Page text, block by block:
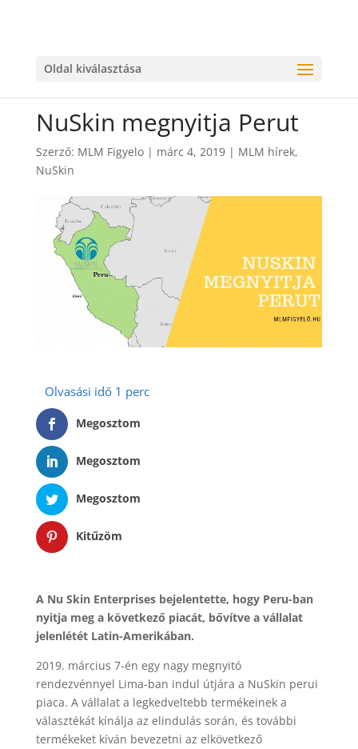
Oldal kiválasztása
NuSkin megnyitja Perut
Szerző: MLM Figyelo| márc 4, 2019| MLM hírek,
NuSkin
Megosztom
Megosztom
Megosztom
Kitűzöm
A Nu Skin Enterprises bejelentette, hogy Peru-ban
nyitja meg a következő piacát, bővítve a vállalat
jelenlétét Latin-Amerikában.
2019. március 7-én egy nagy megnyitó
rendezvénnyel Lima-ban indul útjára a NuSkin perui
piaca. A vállalat a legkedveltebb termékeinek a
választékát kínálja az elindulás során, és további
termékeket kíván bevezetni az elkövetkező